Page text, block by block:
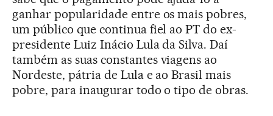
ganhar popularidade entre os mais pobres,
um público que continua fiel ao PT do ex-
presidente Luiz Inácio Lula da Silva. Daí
também as suas constantes viagens ao
Nordeste, pátria de Lula e ao Brasil mais
pobre, para inaugurar todo o tipo de obras.